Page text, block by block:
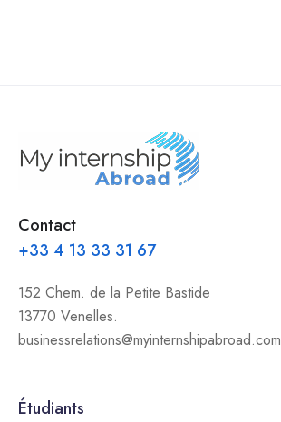
Contact
+33 4 13 33 31 67
152 Chem. de la Petite Bastide
13770 Venelles.
businessrelations@myinternshipabroad.com
Étudiants